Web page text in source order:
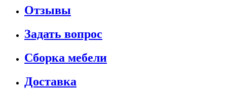
Отзывы
Задать вопрос
Сборка мебели
Доставка